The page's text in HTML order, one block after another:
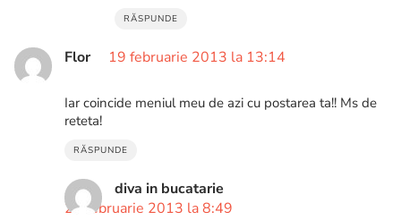
RĂSPUNDE
Flor 19 februarie 2013 la 13:14
Iar coincide meniul meu de azi cu postarea ta!! Ms de
reteta!
RĂSPUNDE
diva in bucatarie
20 februarie 2013 la 8:49